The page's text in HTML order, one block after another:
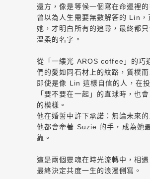
遠方，像是等候一個寫在命運裡的
曾以為人生需要無數解答的 Lin，
她，才明白所有的追尋，最終都只
溫柔的名字。
從「一縷光 AROS coffee」的巧
們的愛如同石材上的紋路，質樸而
即使是像 Lin 這樣自信的人，在
「要不要在一起」的直球時，也
的模樣。
他在婚誓中許下承諾：無論未來的
他都會牽著 Suzie 的手，成為她
靠。
這是兩個靈魂在時光流轉中，相遇
最終決定共度一生的浪漫側寫。